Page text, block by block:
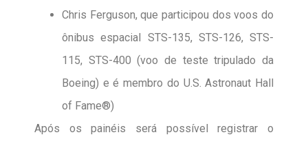
Chris Ferguson, que participou dos voos do
ônibus espacial STS-135, STS-126, STS-
115, STS-400 (voo de teste tripulado da
Boeing) e é membro do U.S. Astronaut Hall
of Fame®)
Após os painéis será possível registrar o